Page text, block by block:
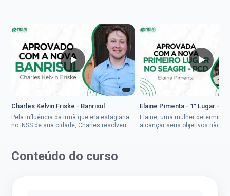
Charles Kelvin Friske - Banrisul
Pela influência da irmã que era estagiária
no INSS de sua cidade, Charles resolveu
Elaine Pimenta - 1° Lugar -
Elaine, uma mulher
alcançar seus objetivos não
Conteúdo do curso